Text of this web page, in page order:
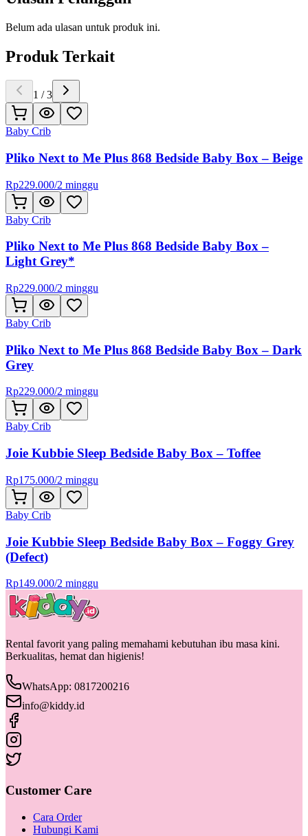
Belum ada ulasan untuk produk ini.
Produk Terkait
1 /3
Baby Crib
Pliko Next to Me Plus 868 Bedside Baby Box – Beige
Rp229.000/2 minggu
Baby Crib
Pliko Next to Me Plus 868 Bedside Baby Box –
Light Grey*
Rp229.000/2 minggu
Baby Crib
Pliko Next to Me Plus 868 Bedside Baby Box – Dark
Grey
Rp229.000/2 minggu
Baby Crib
Joie Kubbie Sleep Bedside Baby Box – Toffee
Rp175.000/2 minggu
Baby Crib
Joie Kubbie Sleep Bedside Baby Box – Foggy Grey
(Defect)
Rp149.000/2 minggu
Rental favorit yang paling memahami kebutuhan ibu masa kini.
Berkualitas, hemat dan higienis!
WhatsApp: 0817200216
info@kiddy.id
Customer Care
Cara Order
Hubungi Kami